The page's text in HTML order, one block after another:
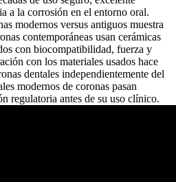
a la corrosión en el entorno oral.
modernos versus antiguos muestra
contemporáneas usan cerámicas
con biocompatibilidad, fuerza y
con los materiales usados hace
dentales independientemente del
modernos de coronas pasan
regulatoria antes de su uso clínico.